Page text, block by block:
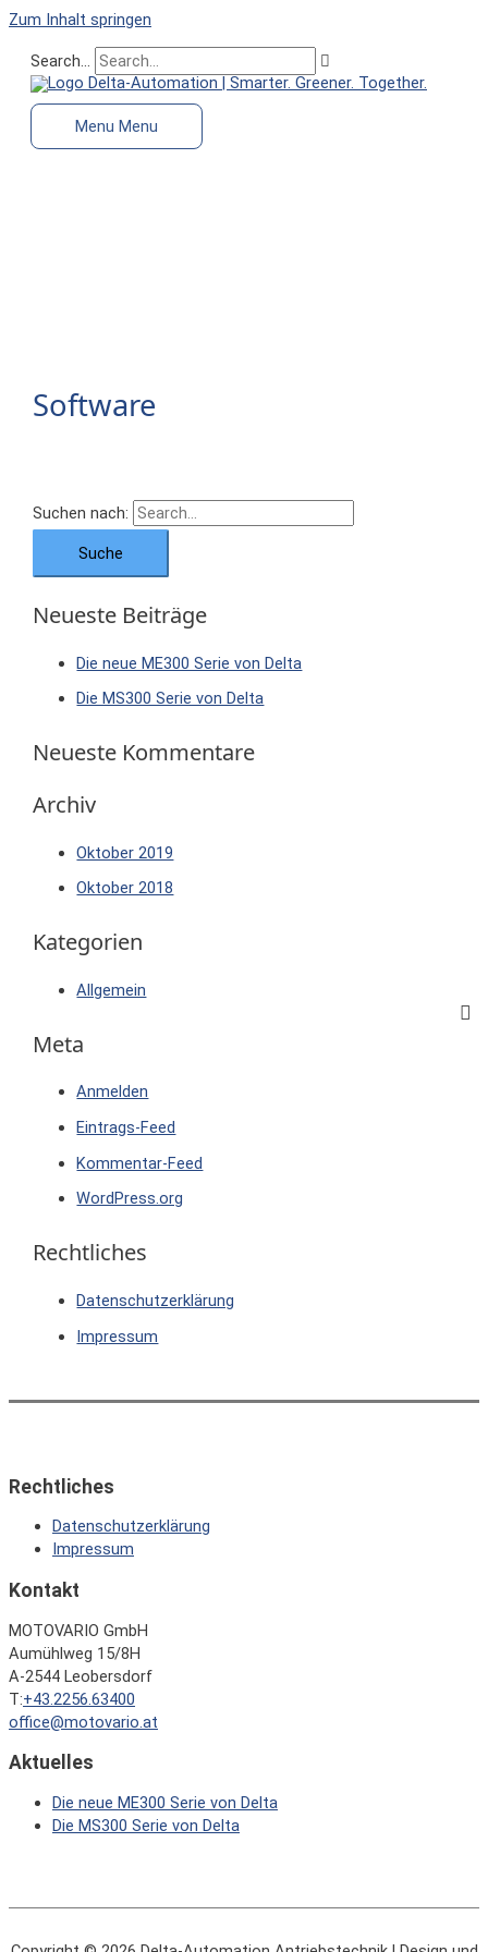
Zum Inhalt springen
Search...
Menu Menu
Software
Suchen nach:
Neueste Beiträge
Die neue ME300 Serie von Delta
Die MS300 Serie von Delta
Neueste Kommentare
Archiv
Oktober 2019
Oktober 2018
Kategorien
Allgemein
Meta
Anmelden
Eintrags-Feed
Kommentar-Feed
WordPress.org
Rechtliches
Datenschutzerklärung
Impressum
Rechtliches
Datenschutzerklärung
Impressum
Kontakt
MOTOVARIO GmbH
Aumühlweg 15/8H
A-2544 Leobersdorf
T:+43.2256.63400
office@motovario.at
Aktuelles
Die neue ME300 Serie von Delta
Die MS300 Serie von Delta